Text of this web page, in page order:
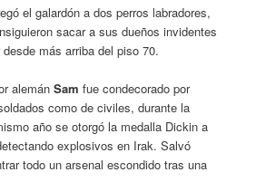
el galardón a dos perros labradores,
sacar a sus dueños invidentes
más arriba del piso 70.
alemánSam fue condecorado por
como de civiles, durante la
año se otorgó la medalla Dickin a
explosivos en Irak. Salvó
todo un arsenal escondido tras una